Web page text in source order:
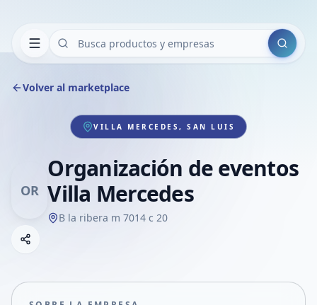
Buscar
Volver al marketplace
VILLA MERCEDES, SAN LUIS
OR
Organización de eventos
Villa Mercedes
B la ribera m 7014 c 20
Compartir empresa